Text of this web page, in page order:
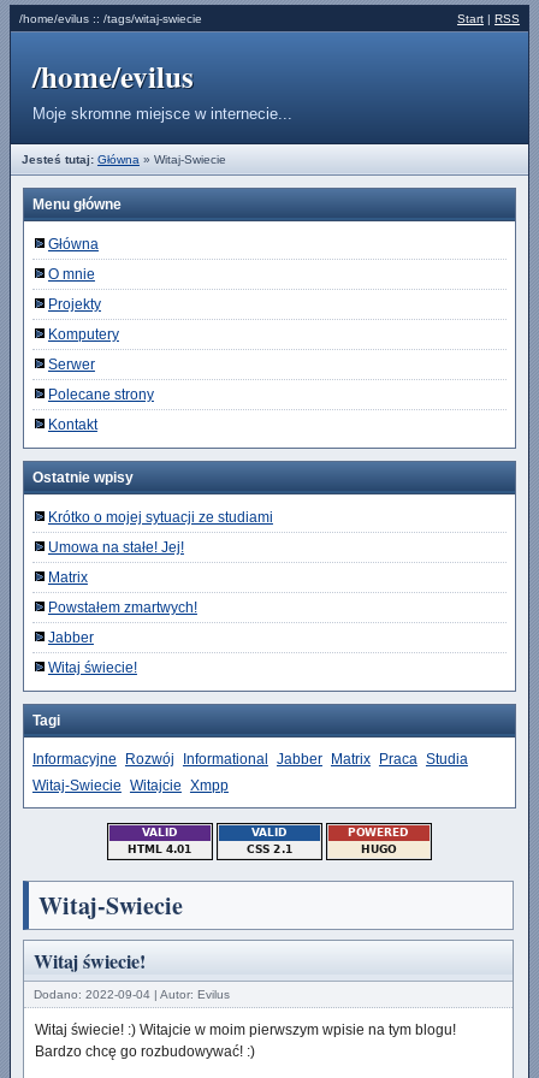
/home/evilus :: /tags/witaj-swiecie Start |RSS
/home/evilus
Moje skromne miejsce w internecie...
Jesteś tutaj: Główna » Witaj-Swiecie
Menu główne
Główna
O mnie
Projekty
Komputery
Serwer
Polecane strony
Kontakt
Ostatnie wpisy
Krótko o mojej sytuacji ze studiami
Umowa na stałe! Jej!
Matrix
Powstałem zmartwych!
Jabber
Witaj świecie!
Tagi
Informacyjne Rozwój Informational Jabber Matrix Praca Studia
Witaj-Swiecie Witajcie Xmpp
Witaj-Swiecie
Witaj świecie!
Dodano: 2022-09-04 | Autor: Evilus
Witaj świecie! :) Witajcie w moim pierwszym wpisie na tym blogu!
Bardzo chcę go rozbudowywać! :)